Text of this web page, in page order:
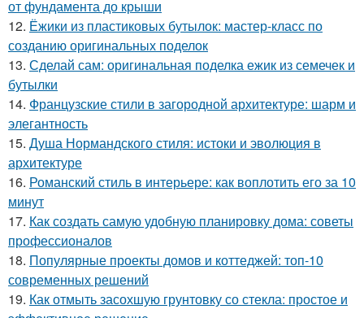
от фундамента до крыши
12. Ёжики из пластиковых бутылок: мастер-класс по
созданию оригинальных поделок
13. Сделай сам: оригинальная поделка ежик из семечек и
бутылки
14. Французские стили в загородной архитектуре: шарм и
элегантность
15. Душа Нормандского стиля: истоки и эволюция в
архитектуре
16. Романский стиль в интерьере: как воплотить его за 10
минут
17. Как создать самую удобную планировку дома: советы
профессионалов
18. Популярные проекты домов и коттеджей: топ-10
современных решений
19. Как отмыть засохшую грунтовку со стекла: простое и